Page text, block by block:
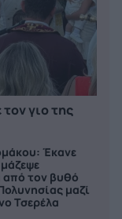
γιο της
Έκανε
από τον βυθό
μαζί
Τσερέλα